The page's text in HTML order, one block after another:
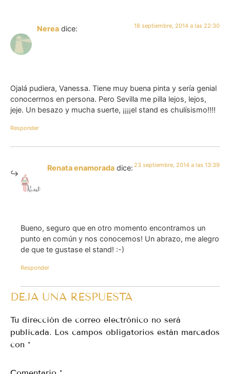
Nerea dice: 18 septiembre, 2014 a las 22:30
Ojalá pudiera, Vanessa. Tiene muy buena pinta y sería genial
conocerrnos en persona. Pero Sevilla me pilla lejos, lejos,
jeje. Un besazo y mucha suerte, ¡¡¡¡el stand es chulísismo!!!!
Responder
Renata enamorada dice: 23 septiembre, 2014 a las 13:39
Bueno, seguro que en otro momento encontramos un
punto en común y nos conocemos! Un abrazo, me alegro
de que te gustase el stand! :-)
Responder
DEJA UNA RESPUESTA
Tu dirección de correo electrónico no será
publicada. Los campos obligatorios están marcados
con *